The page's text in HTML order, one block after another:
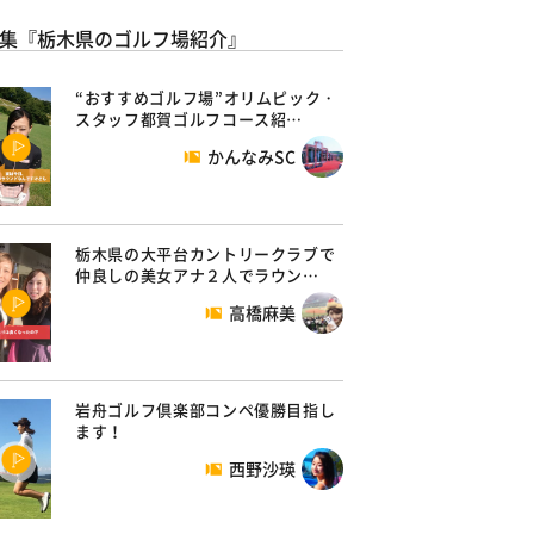
『栃木県のゴルフ場紹介』
“おすすめゴルフ場”オリムピック・
スタッフ都賀ゴルフコース紹…
かんなみSC
栃木県の大平台カントリークラブで
仲良しの美女アナ２人でラウン…
高橋麻美
岩舟ゴルフ倶楽部コンペ優勝目指し
ます！
西野沙瑛